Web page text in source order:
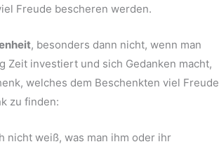
Freude bescheren werden.
, besonders dann nicht, wenn man
Zeit investiert und sich Gedanken macht,
welches dem Beschenkten viel Freude
zu finden:
nicht weiß, was man ihm oder ihr